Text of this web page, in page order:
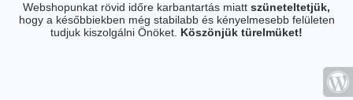
Webshopunkat rövid időre karbantartás miatt szüneteltetjük,
hogy a későbbiekben még stabilabb és kényelmesebb felületen
tudjuk kiszolgálni Önöket. Köszönjük türelmüket!